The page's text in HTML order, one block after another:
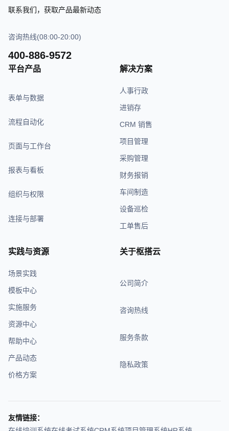
联系我们，获取产品最新动态
咨询热线(08:00-20:00)
400-886-9572
平台产品
表单与数据
流程自动化
页面与工作台
报表与看板
组织与权限
连接与部署
解决方案
人事行政
进销存
CRM 销售
项目管理
采购管理
财务报销
车间制造
设备巡检
工单售后
实践与资源
场景实践
模板中心
实施服务
资源中心
帮助中心
产品动态
价格方案
关于枢搭云
公司简介
咨询热线
服务条款
隐私政策
友情链接：